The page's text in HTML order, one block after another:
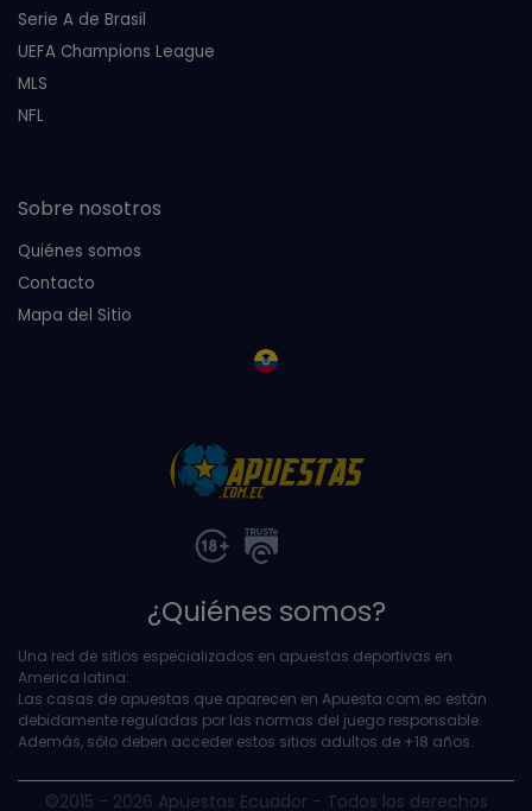
Serie A de Brasil
UEFA Champions League
MLS
NFL
Sobre nosotros
Quiénes somos
Contacto
Mapa del Sitio
¿Quiénes somos?
Una red de sitios especializados en apuestas deportivas en
America latina:
Las casas de apuestas que aparecen en Apuesta.com.ec están
debidamente reguladas por las normas del juego responsable.
Además, sólo deben acceder estos sitios adultos de +18 años.
©2015 - 2026 Apuestas Ecuador - Todos los derechos